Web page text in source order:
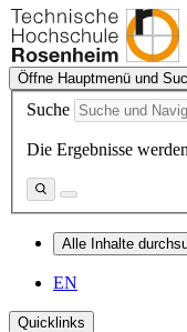
Öffne Hauptmenü und
Suche
Die Ergebnisse
Alle Inhalte
EN
Quicklinks